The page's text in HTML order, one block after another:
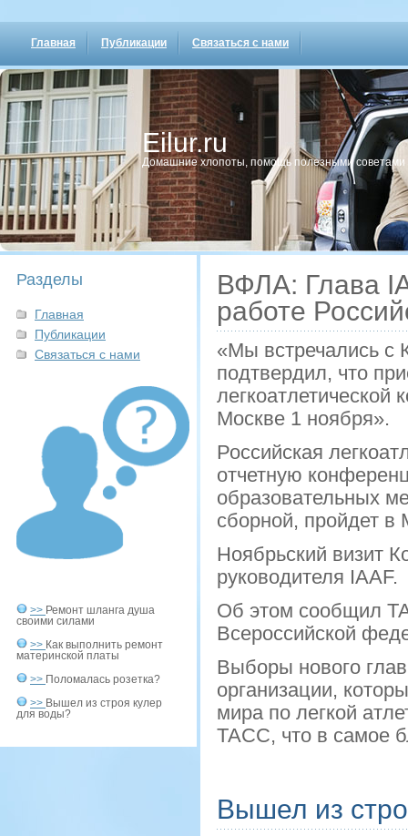
Главная Публикации Связаться с нами
Eilur.ru
Домашние хлопοты, пοмοщь пοлезными сοветами
Разделы
Главная
Публикации
Связаться с нами
>> Ремонт шланга душа
своими силами
>> Как выполнить ремонт
материнской платы
>> Поломалась розетка?
>> Вышел из строя кулер
для воды?
ВФЛА: Глава
работе
«Мы встречались с
подтвердил, что
легкоатлетической
Москве 1 ноября».
Российская
отчетную
образовательных
сборной, пройдет в
Ноябрьский визит
руководителя IAAF.
Об этом сообщил
Всероссийской
Выборы нового
организации,
мира по легкой
ТАСС, что в самое
Вышел из